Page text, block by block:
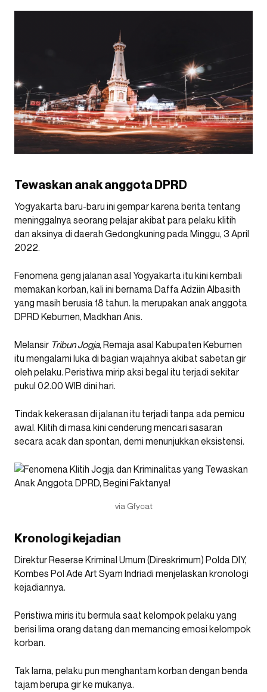
Tewaskan anak anggota DPRD
Yogyakarta baru-baru ini gempar karena berita tentang
meninggalnya seorang pelajar akibat para pelaku klitih
dan aksinya di daerah Gedongkuning pada Minggu, 3 April
2022.
Fenomena geng jalanan asal Yogyakarta itu kini kembali
memakan korban, kali ini bernama Daffa Adziin Albasith
yang masih berusia 18 tahun. Ia merupakan anak anggota
DPRD Kebumen, Madkhan Anis.
Melansir Tribun Jogja, Remaja asal Kabupaten Kebumen
itu mengalami luka di bagian wajahnya akibat sabetan gir
oleh pelaku. Peristiwa mirip aksi begal itu terjadi sekitar
pukul 02.00 WIB dini hari.
Tindak kekerasan di jalanan itu terjadi tanpa ada pemicu
awal. Klitih di masa kini cenderung mencari sasaran
secara acak dan spontan, demi menunjukkan eksistensi.
via Gfycat
Kronologi kejadian
Direktur Reserse Kriminal Umum (Direskrimum) Polda DIY,
Kombes Pol Ade Art Syam Indriadi menjelaskan kronologi
kejadiannya.
Peristiwa miris itu bermula saat kelompok pelaku yang
berisi lima orang datang dan memancing emosi kelompok
korban.
Tak lama, pelaku pun menghantam korban dengan benda
tajam berupa gir ke mukanya.